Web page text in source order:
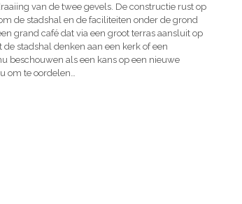
van de twee gevels. De constructie rust op
de stadshal en de faciliteiten onder de grond
grand café dat via een groot terras aansluit op
stadshal denken aan een kerk of een
beschouwen als een kans op een nieuwe
om te oordelen…